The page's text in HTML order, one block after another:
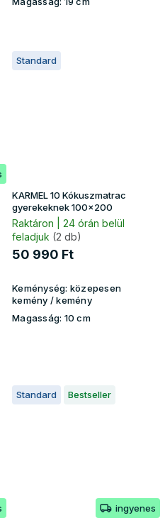
Standard
KARMEL 10 Kókuszmatrac
gyerekeknek 100x200
Raktáron | 24 órán belül
feladjuk (2 db)
50 990 Ft
Keménység: közepesen
kemény / kemény
Magasság: 10 cm
Standard Bestseller
ingyenes